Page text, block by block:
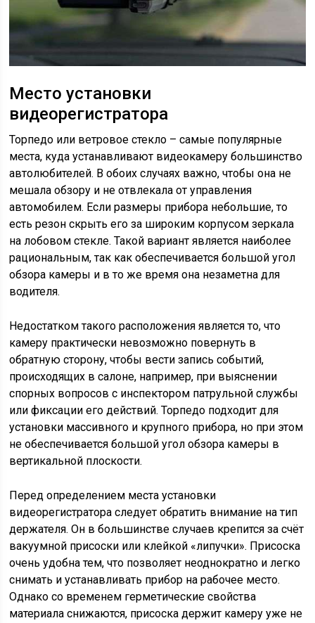
Место установки
видеорегистратора
Торпедо или ветровое стекло – самые популярные
места, куда устанавливают видеокамеру большинство
автолюбителей. В обоих случаях важно, чтобы она не
мешала обзору и не отвлекала от управления
автомобилем. Если размеры прибора небольшие, то
есть резон скрыть его за широким корпусом зеркала
на лобовом стекле. Такой вариант является наиболее
рациональным, так как обеспечивается большой угол
обзора камеры и в то же время она незаметна для
водителя.
Недостатком такого расположения является то, что
камеру практически невозможно повернуть в
обратную сторону, чтобы вести запись событий,
происходящих в салоне, например, при выяснении
спорных вопросов с инспектором патрульной службы
или фиксации его действий. Торпедо подходит для
установки массивного и крупного прибора, но при этом
не обеспечивается большой угол обзора камеры в
вертикальной плоскости.
Перед определением места установки
видеорегистратора следует обратить внимание на тип
держателя. Он в большинстве случаев крепится за счёт
вакуумной присоски или клейкой «липучки». Присоска
очень удобна тем, что позволяет неоднократно и легко
снимать и устанавливать прибор на рабочее место.
Однако со временем герметические свойства
материала снижаются, присоска держит камеру уже не